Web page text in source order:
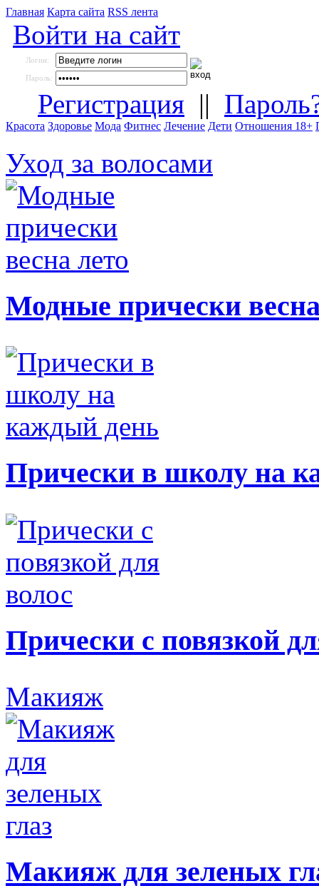
Главная Карта сайта RSS лента
Войти на сайт
Логин:
Пароль:
Регистрация ||
Красота Здоровье Мода Фитнес Лечение Дети Отношения 18+
Уход за волосами
Модные прически
Прически в школу на
Прически с повязкой
Макияж
Макияж для зеленых